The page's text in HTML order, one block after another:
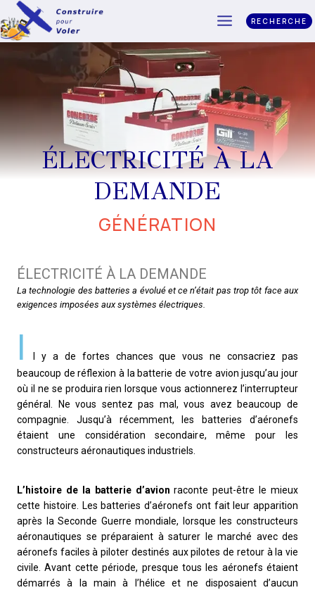
RECHERCHE
ÉLECTRICITÉ À LA
DEMANDE
GÉNÉRATION
ÉLECTRICITÉ À LA DEMANDE
La technologie des batteries a évolué et ce n’était pas trop tôt face aux
exigences imposées aux systèmes électriques.
I
l y a de fortes chances que vous ne consacriez pas
beaucoup de réflexion à la batterie de votre avion jusqu’au jour
où il ne se produira rien lorsque vous actionnerez l’interrupteur
général. Ne vous sentez pas mal, vous avez beaucoup de
compagnie. Jusqu’à récemment, les batteries d’aéronefs
étaient une considération secondaire, même pour les
constructeurs aéronautiques industriels.
L’histoire de la batterie d’avion raconte peut-être le mieux
cette histoire. Les batteries d’aéronefs ont fait leur apparition
après la Seconde Guerre mondiale, lorsque les constructeurs
aéronautiques se préparaient à saturer le marché avec des
aéronefs faciles à piloter destinés aux pilotes de retour à la vie
civile. Avant cette période, presque tous les aéronefs étaient
démarrés à la main à l’hélice et ne disposaient d’aucun